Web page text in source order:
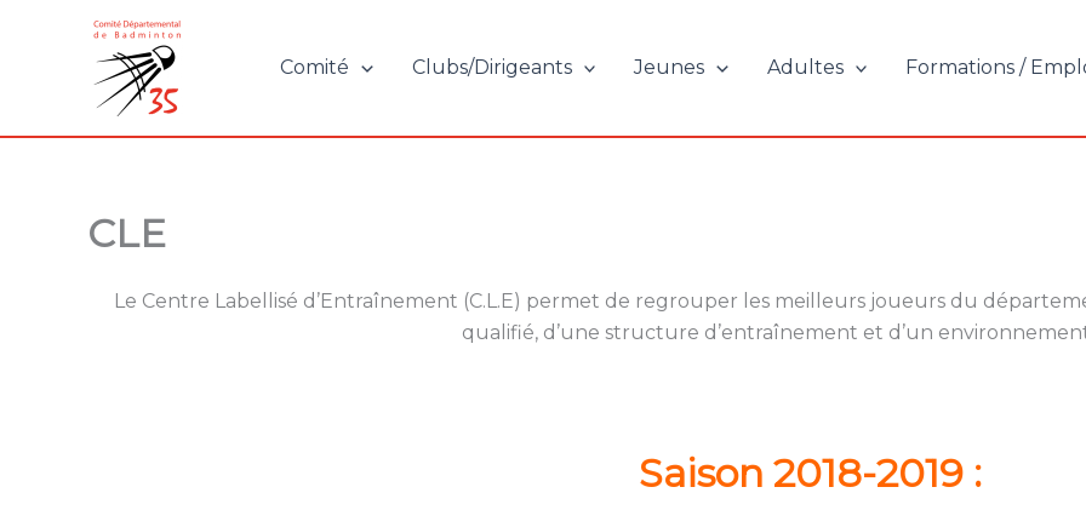
Comité Clubs/Dirigeants Jeunes Adultes Formations /
CLE
Le Centre Labellisé d’Entraînement (C.L.E) permet de regrouper les meilleurs joueurs du
qualifié, d’une structure d’entraînement et d’un
Saison 2018-2019 :